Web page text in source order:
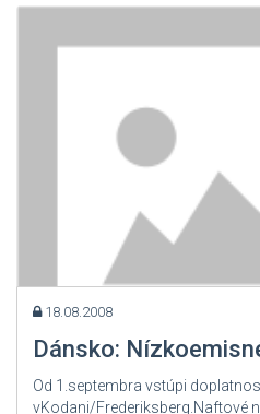
18.08.2008
Dánsko:
Od 1.septembra vstúpi
vKodani/Frederiksberg.Naftové